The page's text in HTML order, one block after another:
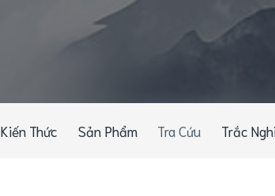
Kiến Thức Sản Phẩm Tra Cứu Trắc